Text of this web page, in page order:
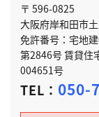
〒 596-0825
大阪府岸和田市
免許番号：宅地
第2846号 賃貸住
004651号
TEL： 050-